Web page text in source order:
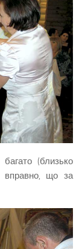
(близько
вправно, що за